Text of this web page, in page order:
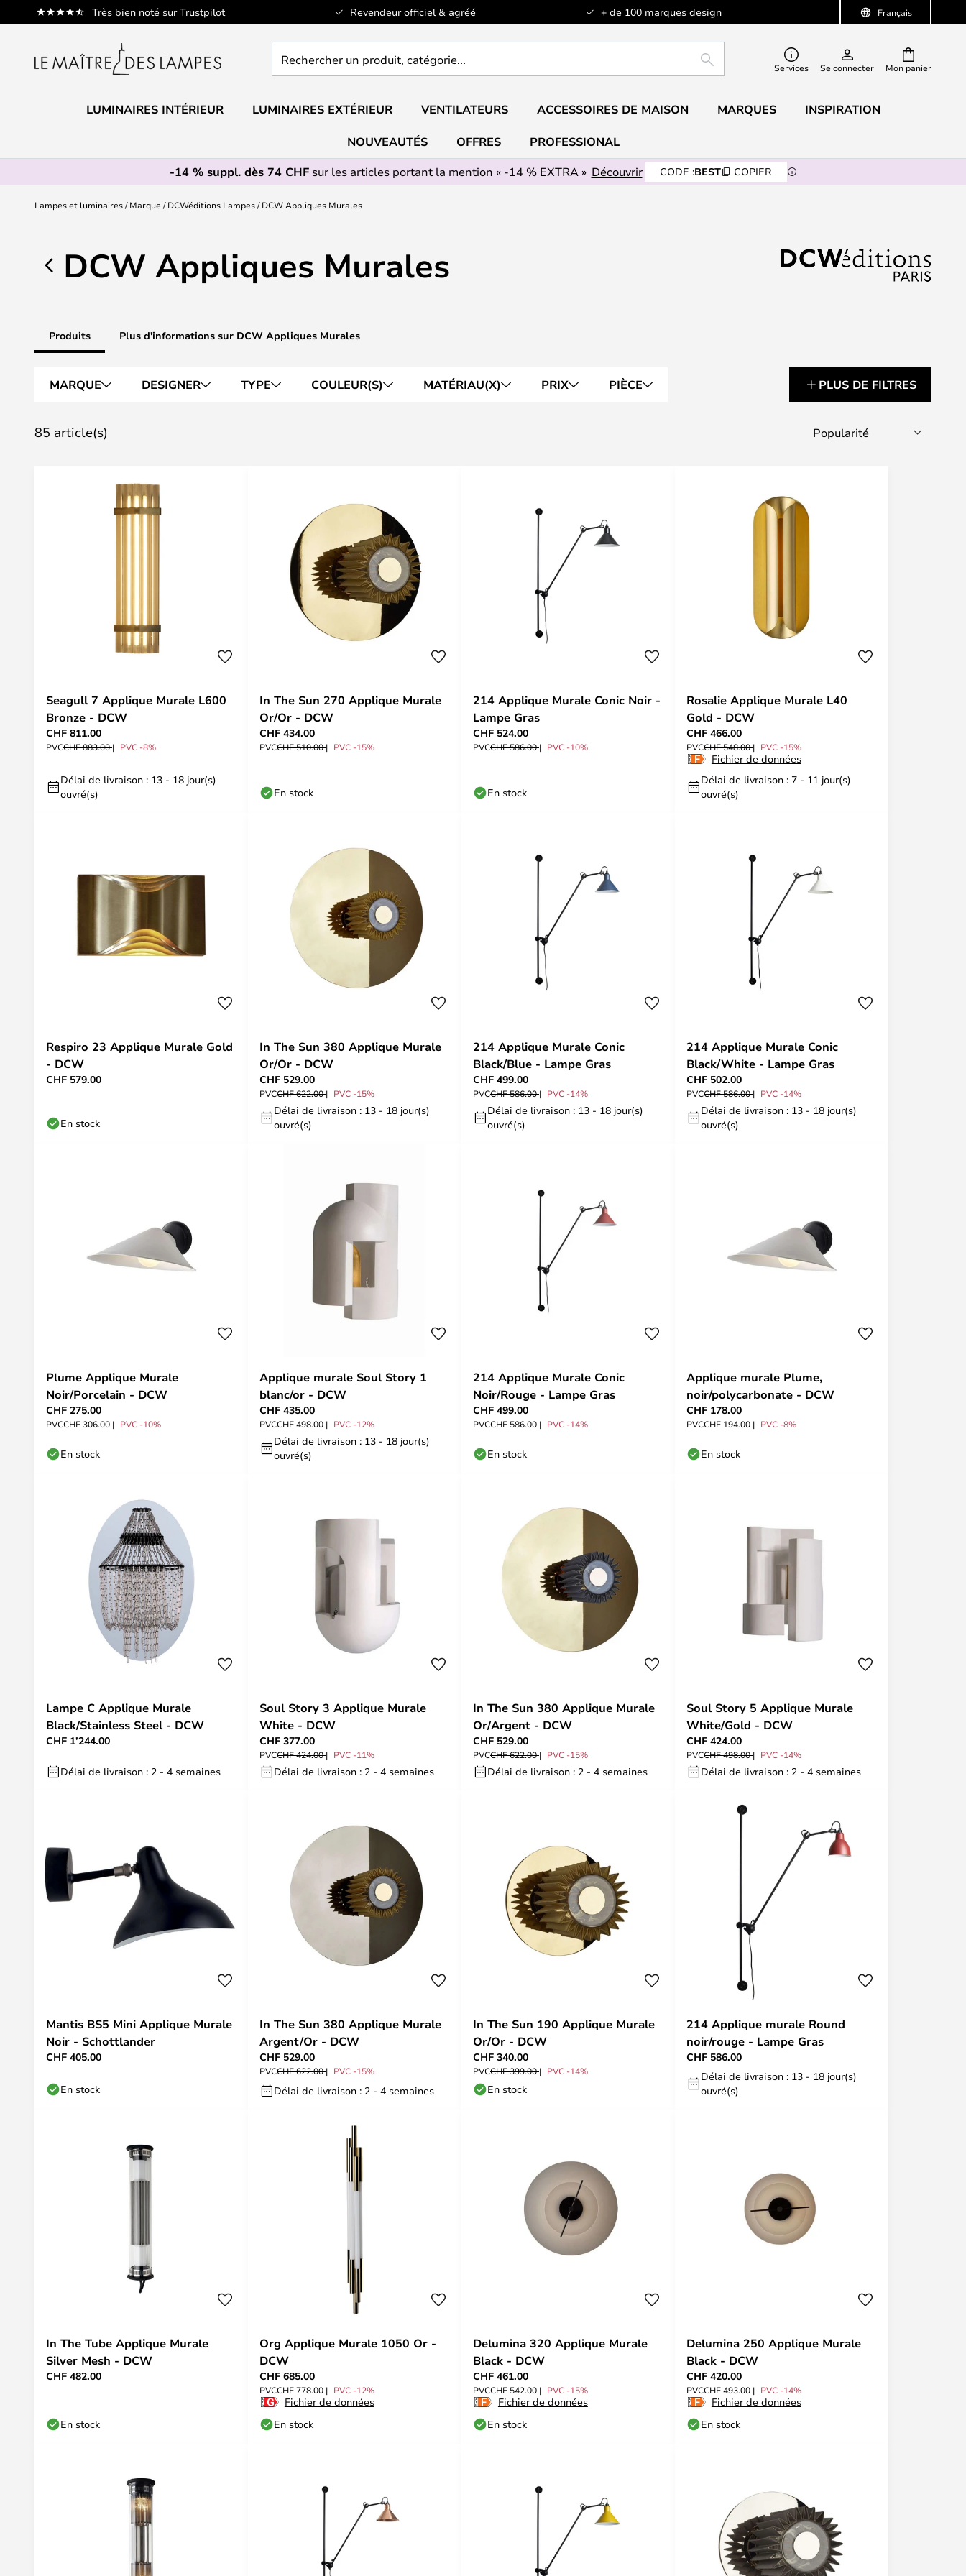
Français
Très bien noté sur Trustpilot Revendeur officiel & agréé + de 100 marques design
Allez
au
Mon panier
un
catégorie...
RECHERCHERServices Se connecter
LUMINAIRES INTÉRIEUR LUMINAIRES EXTÉRIEUR VENTILATEURS ACCESSOIRES DE MAISON MARQUES INSPIRATION
NOUVEAUTÉS OFFRES
PROFESSIONAL
-14 % suppl. dès 74 CHFsur les articles portant la mention « -14 % EXTRA » Découvrir CODE :BEST COPIER
Lampes et luminaires Marque DCWéditions Lampes DCW Appliques Murales
DCW Appliques Murales
Produits Plus d'informations sur DCW Appliques Murales
MARQUE DESIGNER TYPE COULEUR(S) MATÉRIAU(X) PRIX PIÈCE PLUS DE FILTRES
85 article(s)
Seagull 7 Applique Murale L600
Bronze - DCW
CHF 811.00
PVCCHF 883.00 PVC -8%
Délai de livraison : 13 - 18 jour(s)
ouvré(s)
In The Sun 270 Applique Murale
Or/Or - DCW
CHF 434.00
PVCCHF 510.00 PVC -15%
En stock
214 Applique Murale Conic Noir -
Lampe Gras
CHF 524.00
PVCCHF 586.00 PVC -10%
En stock
Rosalie Applique Murale L40
Gold - DCW
CHF 466.00
PVCCHF 548.00 PVC -15%
Fichier de données
Délai de livraison : 7 - 11 jour(s)
ouvré(s)
Respiro 23 Applique Murale Gold
- DCW
CHF 579.00
En stock
In The Sun 380 Applique Murale
Or/Or - DCW
CHF 529.00
PVCCHF 622.00 PVC -15%
Délai de livraison : 13 - 18 jour(s)
ouvré(s)
214 Applique Murale Conic
Black/Blue - Lampe Gras
CHF 499.00
PVCCHF 586.00 PVC -14%
Délai de livraison : 13 - 18 jour(s)
ouvré(s)
214 Applique Murale Conic
Black/White - Lampe Gras
CHF 502.00
PVCCHF 586.00 PVC -14%
Délai de livraison : 13 - 18 jour(s)
ouvré(s)
Plume Applique Murale
Noir/Porcelain - DCW
CHF 275.00
PVCCHF 306.00 PVC -10%
En stock
Applique murale Soul Story 1
blanc/or - DCW
CHF 435.00
PVCCHF 498.00 PVC -12%
Délai de livraison : 13 - 18 jour(s)
ouvré(s)
214 Applique Murale Conic
Noir/Rouge - Lampe Gras
CHF 499.00
PVCCHF 586.00 PVC -14%
En stock
Applique murale Plume,
noir/polycarbonate - DCW
CHF 178.00
PVCCHF 194.00 PVC -8%
En stock
Lampe C Applique Murale
Black/Stainless Steel - DCW
CHF 1’244.00
Délai de livraison : 2 - 4 semaines
Soul Story 3 Applique Murale
White - DCW
CHF 377.00
PVCCHF 424.00 PVC -11%
Délai de livraison : 2 - 4 semaines
In The Sun 380 Applique Murale
Or/Argent - DCW
CHF 529.00
PVCCHF 622.00 PVC -15%
Délai de livraison : 2 - 4 semaines
Soul Story 5 Applique Murale
White/Gold - DCW
CHF 424.00
PVCCHF 498.00 PVC -14%
Délai de livraison : 2 - 4 semaines
Mantis BS5 Mini Applique Murale
Noir - Schottlander
CHF 405.00
En stock
In The Sun 380 Applique Murale
Argent/Or - DCW
CHF 529.00
PVCCHF 622.00 PVC -15%
Délai de livraison : 2 - 4 semaines
In The Sun 190 Applique Murale
Or/Or - DCW
CHF 340.00
PVCCHF 399.00 PVC -14%
En stock
214 Applique murale Round
noir/rouge - Lampe Gras
CHF 586.00
Délai de livraison : 13 - 18 jour(s)
ouvré(s)
In The Tube Applique Murale
Silver Mesh - DCW
CHF 482.00
En stock
Org Applique Murale 1050 Or -
DCW
CHF 685.00
PVCCHF 778.00 PVC -12%
Fichier de données
En stock
Delumina 320 Applique Murale
Black - DCW
CHF 461.00
PVCCHF 542.00 PVC -15%
Fichier de données
En stock
Delumina 250 Applique Murale
Black - DCW
CHF 420.00
PVCCHF 493.00 PVC -14%
Fichier de données
En stock